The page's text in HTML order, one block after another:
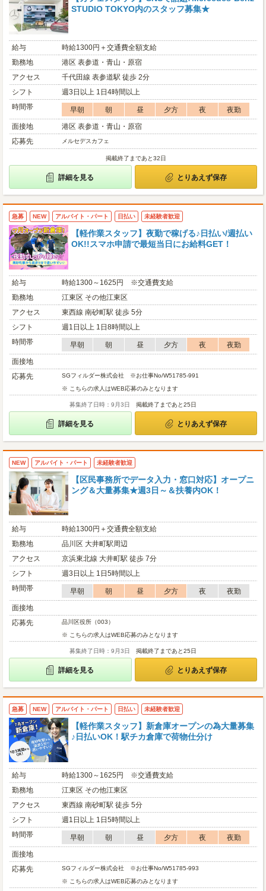
STUDIO TOKYO内のスタッフ募集★
給与
時給1300円＋交通費全額支給
勤務地
港区 表参道・青山・原宿
アクセス
千代田線 表参道駅 徒歩 2分
シフト
週3日以上 1日4時間以上
時間帯
早朝 朝 昼 夕方 夜
夜勤
面接地
港区 表参道・青山・原宿
応募先
メルセデスカフェ
掲載終了まであと32日
詳細を見る とりあえず保存
急募 NEW アルバイト・パート 日払い 未経験者歓迎
【軽作業スタッフ】夜勤で稼げる♪日払い/週払い
OK!!スマホ申請で最短当日にお給料GET！
給与
時給1300～1625円 ※交通費支給
勤務地
江東区 その他江東区
アクセス
東西線 南砂町駅 徒歩 5分
シフト
週1日以上 1日8時間以上
時間帯
早朝 朝 昼 夕方 夜
夜勤
面接地
応募先
SGフィルダー株式会社 ※お仕事No/W51785-991
※ こちらの求人はWEB応募のみとなります
募集終了日時：9月3日 掲載終了まであと25日
詳細を見る とりあえず保存
NEW アルバイト・パート 未経験者歓迎
【区民事務所でデータ入力・窓口対応】オープニ
ング＆大量募集★週3日～＆扶養内OK！
給与
時給1300円＋交通費全額支給
勤務地
品川区 大井町駅周辺
アクセス
京浜東北線 大井町駅 徒歩 7分
シフト
週3日以上 1日5時間以上
時間帯
早朝 朝 昼 夕方 夜
夜勤
面接地
応募先
品川区役所（003）
※ こちらの求人はWEB応募のみとなります
募集終了日時：9月3日 掲載終了まであと25日
詳細を見る とりあえず保存
急募 NEW アルバイト・パート 日払い 未経験者歓迎
【軽作業スタッフ】新倉庫オープンの為大量募集
♪日払いOK！駅チカ倉庫で荷物仕分け
給与
時給1300～1625円 ※交通費支給
勤務地
江東区 その他江東区
アクセス
東西線 南砂町駅 徒歩 5分
シフト
週1日以上 1日5時間以上
時間帯
早朝 朝 昼 夕方 夜
夜勤
面接地
応募先
SGフィルダー株式会社 ※お仕事No/W51785-993
※ こちらの求人はWEB応募のみとなります